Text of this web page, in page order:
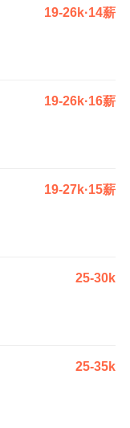
19-26k·14薪
19-26k·16薪
19-27k·15薪
25-30k
25-35k